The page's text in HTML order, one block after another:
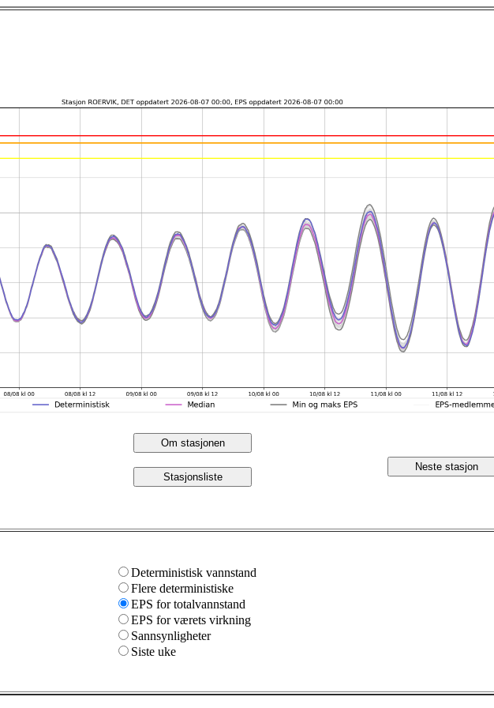
Om stasjonen
Stasjonsliste
Neste stasjon
Deterministisk vannstand
Flere deterministiske
EPS for totalvannstand
EPS for værets virkning
Sannsynligheter
Siste uke